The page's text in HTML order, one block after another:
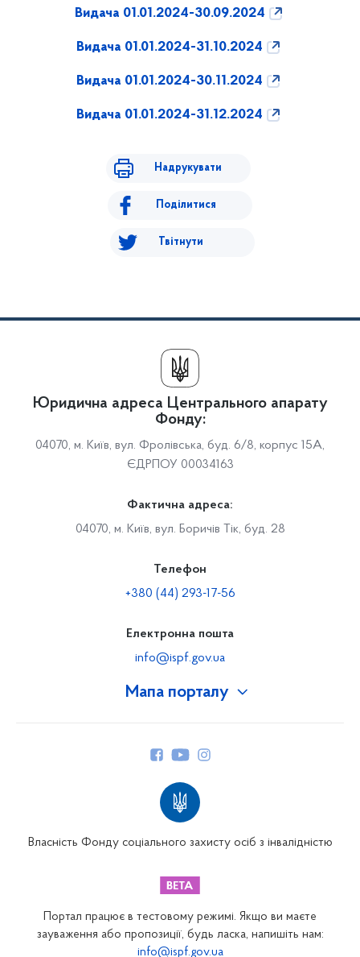
Видача 01.01.2024-30.09.2024
Видача 01.01.2024-31.10.2024
Видача 01.01.2024-30.11.2024
Видача 01.01.2024-31.12.2024
Надрукувати
Поділитися
Твітнути
Мапа порталу
Закарпатське відділення
Юридична адреса Центрального апарату
Фонду:
04070, м. Київ, вул. Фролівська, буд. 6/8, корпус 15А,
ЄДРПОУ 00034163
Фактична адреса:
04070, м. Київ, вул. Боричів Тік, буд. 28
Телефон
+380 (44) 293-17-56
Електронна пошта
info@ispf.gov.ua
Власність Фонду соціального захисту осіб з інвалідністю
Портал працює в тестовому режимі. Якщо ви маєте
зауваження або пропозиції, будь ласка, напишіть нам:
info@ispf.gov.ua